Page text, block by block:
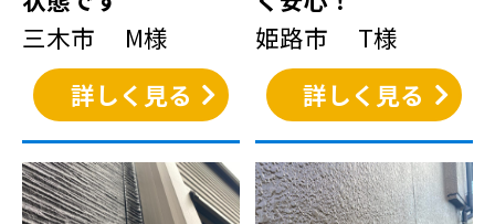
三木市 M様
詳しく見る
姫路市 T様
詳しく見る